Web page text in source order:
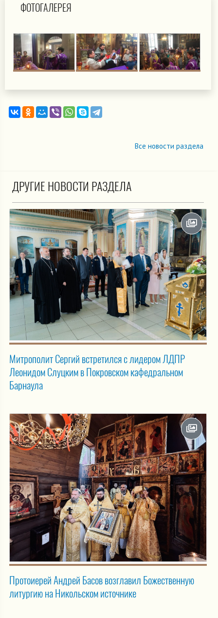
ФОТОГАЛЕРЕЯ
Все новости раздела
ДРУГИЕ НОВОСТИ РАЗДЕЛА
Митрополит Сергий встретился с лидером ЛДПР
Леонидом Слуцким в Покровском кафедральном
Барнаула
Протоиерей Андрей Басов возглавил Божественную
литургию на Никольском источнике